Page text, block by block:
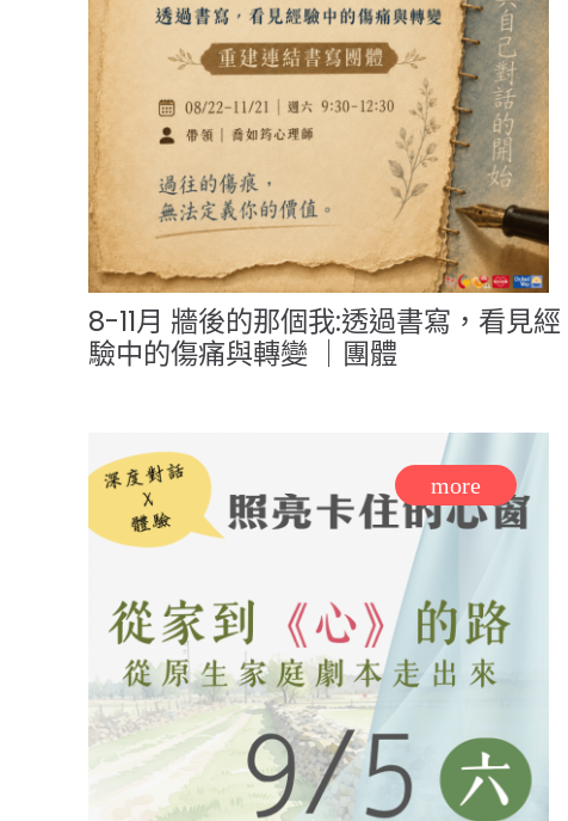
8-11月 牆後的那個我:透過書寫，看見經
驗中的傷痛與轉變 ｜團體